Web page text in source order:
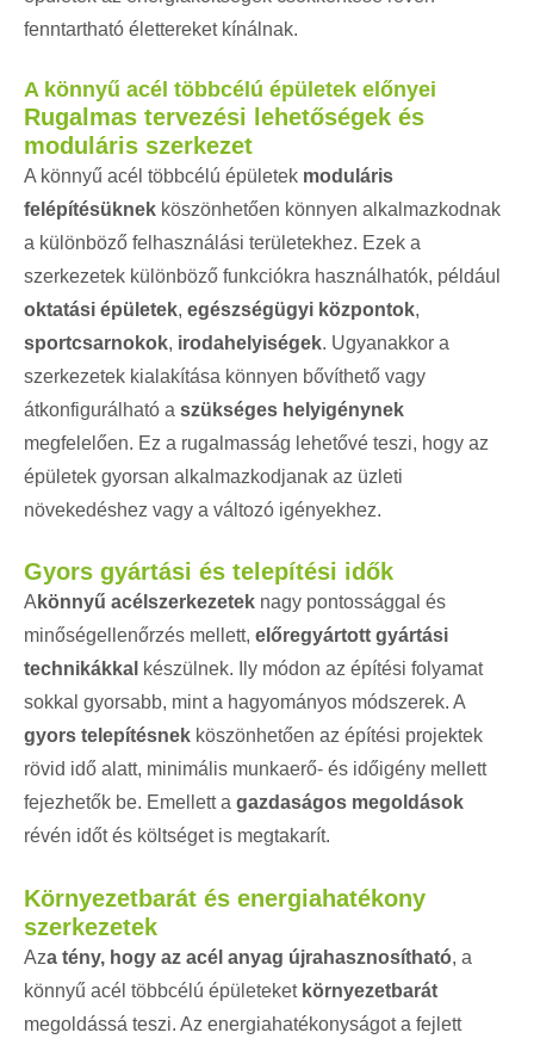
fenntartható élettereket kínálnak.
A könnyű acél többcélú épületek előnyei
Rugalmas tervezési lehetőségek és
moduláris szerkezet
A könnyű acél többcélú épületek moduláris
felépítésüknek köszönhetően könnyen alkalmazkodnak
a különböző felhasználási területekhez. Ezek a
szerkezetek különböző funkciókra használhatók, például
oktatási épületek, egészségügyi központok,
sportcsarnokok, irodahelyiségek. Ugyanakkor a
szerkezetek kialakítása könnyen bővíthető vagy
átkonfigurálható a szükséges helyigénynek
megfelelően. Ez a rugalmasság lehetővé teszi, hogy az
épületek gyorsan alkalmazkodjanak az üzleti
növekedéshez vagy a változó igényekhez.
Gyors gyártási és telepítési idők
A könnyű acélszerkezetek nagy pontossággal és
minőségellenőrzés mellett, előregyártott gyártási
technikákkal készülnek. Ily módon az építési folyamat
sokkal gyorsabb, mint a hagyományos módszerek. A
gyors telepítésnek köszönhetően az építési projektek
rövid idő alatt, minimális munkaerő- és időigény mellett
fejezhetők be. Emellett a gazdaságos megoldások
révén időt és költséget is megtakarít.
Környezetbarát és energiahatékony
szerkezetek
Aza tény, hogy az acél anyag újrahasznosítható, a
könnyű acél többcélú épületeket környezetbarát
megoldássá teszi. Az energiahatékonyságot a fejlett